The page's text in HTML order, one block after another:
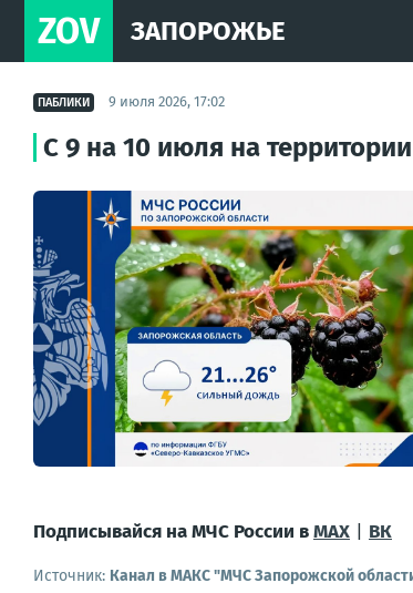
ZOV ЗАПОРОЖЬЕ
ПАБЛИКИ 9 июля 2026, 17:02
С 9 на 10 июля на
Подписывайся на МЧС России вMAX ВК
Источник: Канал в МАКС "МЧС Запорожской